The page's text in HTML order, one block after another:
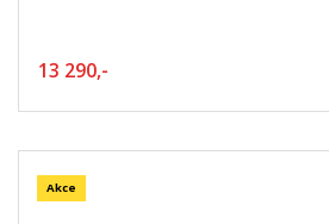
13 290,-
Akce